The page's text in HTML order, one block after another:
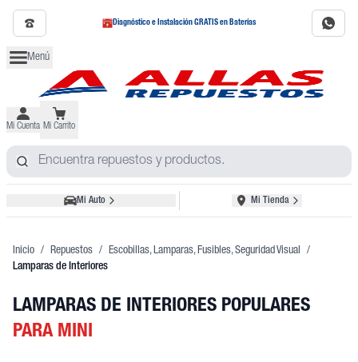
Diagnóstico e Instalación GRATIS en Baterías
Menú
Mi Cuenta Mi Carrito
Mi Auto Mi Tienda
Inicio / Repuestos / Escobillas, Lamparas, Fusibles, Seguridad Visual
/
Lamparas de Interiores
LAMPARAS DE INTERIORES POPULARES
PARA MINI